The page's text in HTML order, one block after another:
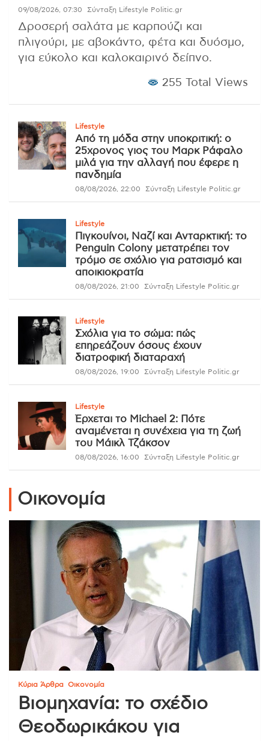
09/08/2026, 07:30 Σύνταξη Lifestyle Politic.gr
Δροσερή σαλάτα με καρπούζι και
πλιγούρι, με αβοκάντο, φέτα και δυόσμο,
για εύκολο και καλοκαιρινό δείπνο.
255 Total Views
Lifestyle
Από τη μόδα στην υποκριτική: ο
25χρονος γιος του Μαρκ Ράφαλο
μιλά για την αλλαγή που έφερε η
πανδημία
08/08/2026, 22:00 Σύνταξη Lifestyle Politic.gr
Lifestyle
Πιγκουίνοι, Ναζί και Ανταρκτική: το
Penguin Colony μετατρέπει τον
τρόμο σε σχόλιο για ρατσισμό και
αποικιοκρατία
08/08/2026, 21:00 Σύνταξη Lifestyle Politic.gr
Lifestyle
Σχόλια για το σώμα: πώς
επηρεάζουν όσους έχουν
διατροφική διαταραχή
08/08/2026, 19:00 Σύνταξη Lifestyle Politic.gr
Lifestyle
Έρχεται το Michael 2: Πότε
αναμένεται η συνέχεια για τη ζωή
του Μάικλ Τζάκσον
08/08/2026, 16:00 Σύνταξη Lifestyle Politic.gr
Οικονομία
Κύρια Άρθρα Οικονομία
Βιομηχανία: το σχέδιο
Θεοδωρικάκου για